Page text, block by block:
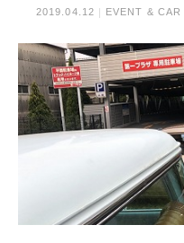
2019.04.12 EVENT &